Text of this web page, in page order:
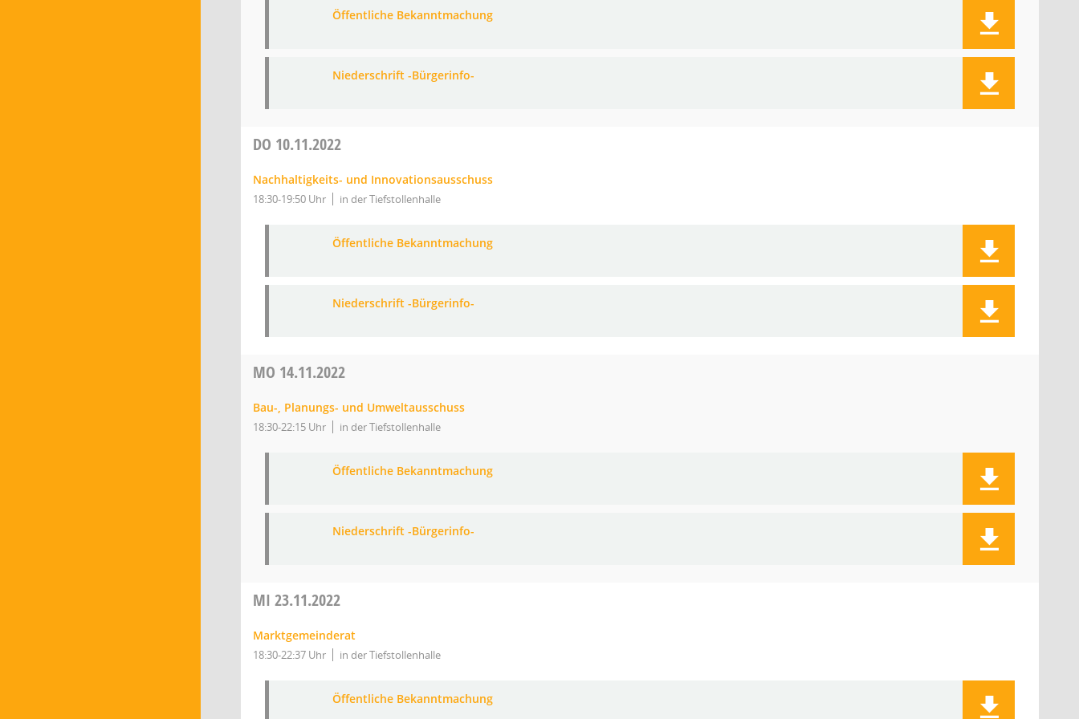
Öffentliche Bekanntmachung
Niederschrift -Bürgerinfo-
DO 10.11.2022
Nachhaltigkeits- und Innovationsausschuss
18:30-19:50 Uhr in der Tiefstollenhalle
Öffentliche Bekanntmachung
Niederschrift -Bürgerinfo-
MO 14.11.2022
Bau-, Planungs- und Umweltausschuss
18:30-22:15 Uhr in der Tiefstollenhalle
Öffentliche Bekanntmachung
Niederschrift -Bürgerinfo-
MI 23.11.2022
Marktgemeinderat
18:30-22:37 Uhr in der Tiefstollenhalle
Öffentliche Bekanntmachung